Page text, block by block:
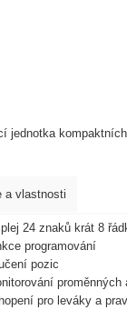
jednotka
a vlastnosti
24 znaků krát 8
programování
pozic
pro leváky a